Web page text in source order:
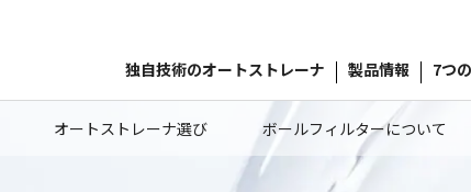
独自技術のオートストレーナ
製品情報 7つ
オートストレーナ選び ボールフィルターについて